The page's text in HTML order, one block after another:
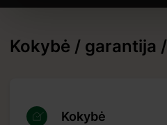
Kokybė / garantija
Kokybė